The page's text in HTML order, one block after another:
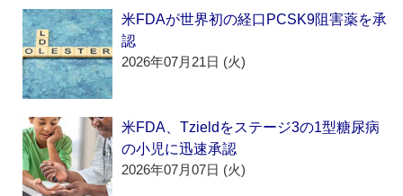
米FDAが世界初の経口PCSK9阻害薬を承
認
2026年07月21日 (火)
米FDA、Tzieldをステージ3の1型糖尿病
の小児に迅速承認
2026年07月07日 (火)